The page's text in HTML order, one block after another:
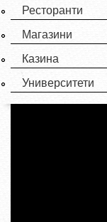
Ресторанти
Магазини
Казина
Университети